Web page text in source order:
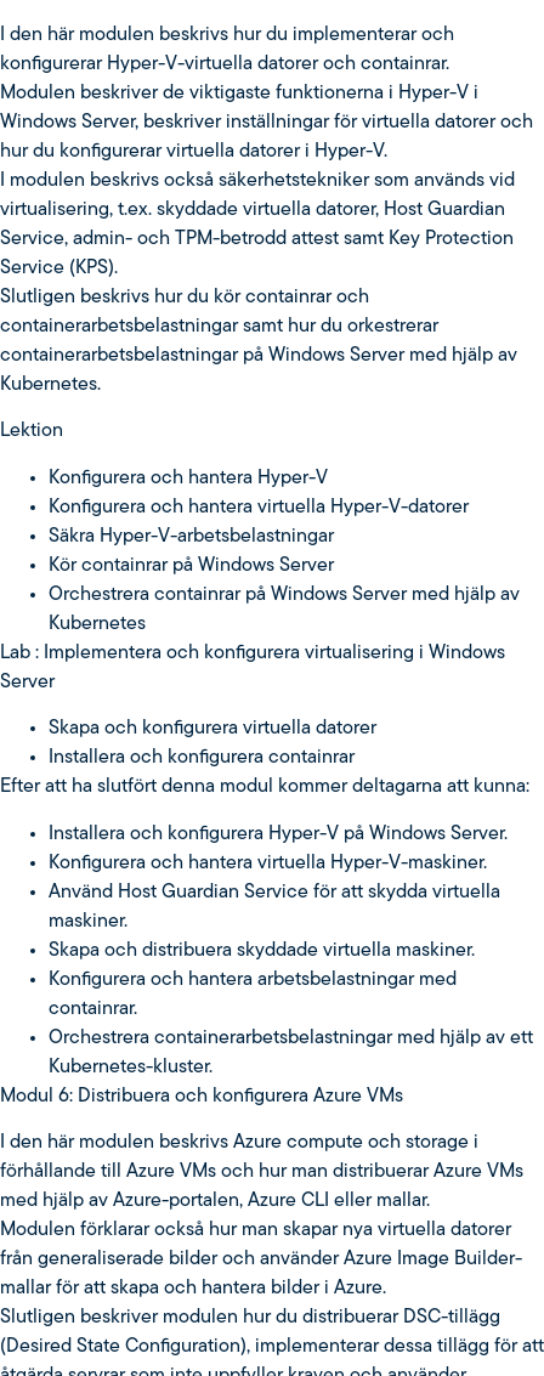
I den här modulen beskrivs hur du implementerar och
konfigurerar Hyper-V-virtuella datorer och containrar.
Modulen beskriver de viktigaste funktionerna i Hyper-V i
Windows Server, beskriver inställningar för virtuella datorer och
hur du konfigurerar virtuella datorer i Hyper-V.
I modulen beskrivs också säkerhetstekniker som används vid
virtualisering, t.ex. skyddade virtuella datorer, Host Guardian
Service, admin- och TPM-betrodd attest samt Key Protection
Service (KPS).
Slutligen beskrivs hur du kör containrar och
containerarbetsbelastningar samt hur du orkestrerar
containerarbetsbelastningar på Windows Server med hjälp av
Kubernetes.
Lektion
Konfigurera och hantera Hyper-V
Konfigurera och hantera virtuella Hyper-V-datorer
Säkra Hyper-V-arbetsbelastningar
Kör containrar på Windows Server
Orchestrera containrar på Windows Server med hjälp av
Kubernetes
Lab : Implementera och konfigurera virtualisering i Windows
Server
Skapa och konfigurera virtuella datorer
Installera och konfigurera containrar
Efter att ha slutfört denna modul kommer deltagarna att kunna:
Installera och konfigurera Hyper-V på Windows Server.
Konfigurera och hantera virtuella Hyper-V-maskiner.
Använd Host Guardian Service för att skydda virtuella
maskiner.
Skapa och distribuera skyddade virtuella maskiner.
Konfigurera och hantera arbetsbelastningar med
containrar.
Orchestrera containerarbetsbelastningar med hjälp av ett
Kubernetes-kluster.
Modul 6: Distribuera och konfigurera Azure VMs
I den här modulen beskrivs Azure compute och storage i
förhållande till Azure VMs och hur man distribuerar Azure VMs
med hjälp av Azure-portalen, Azure CLI eller mallar.
Modulen förklarar också hur man skapar nya virtuella datorer
från generaliserade bilder och använder Azure Image Builder-
mallar för att skapa och hantera bilder i Azure.
Slutligen beskriver modulen hur du distribuerar DSC-tillägg
(Desired State Configuration), implementerar dessa tillägg för att